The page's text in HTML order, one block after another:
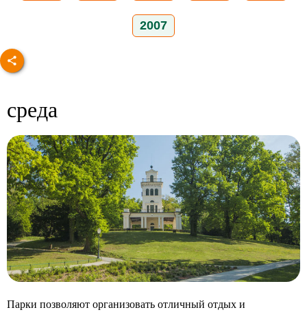
2007
среда
Парки позволяют организовать отличный отдых и